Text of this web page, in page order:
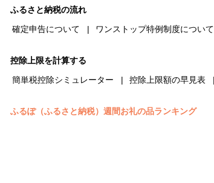
ふるさと納税の流れ
確定申告について
ワンストップ特例制度について
控除上限を計算する
簡単税控除シミュレーター
控除上限額の早見表
ふるぽ（ふるさと納税）週間お礼の品ランキング